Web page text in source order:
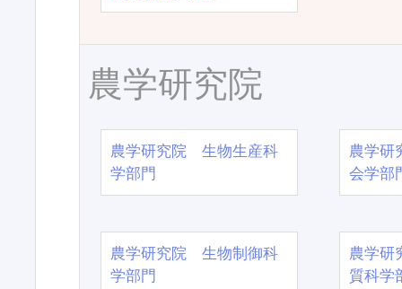
農学研究院
農学研究院 生物生産科
学部門
農学
会学部
農学研究院 生物制御科
学部門
農学
質科学